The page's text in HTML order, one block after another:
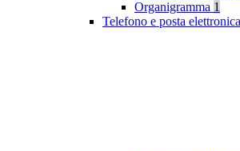
Organigramma 1
Telefono e posta elettronica